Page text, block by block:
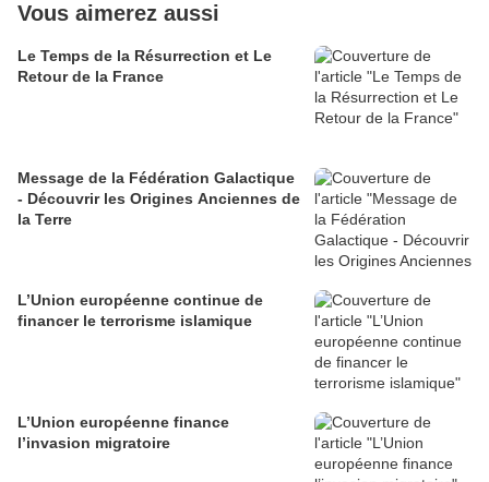
Vous aimerez aussi
Le Temps de la Résurrection et Le
Retour de la France
Message de la Fédération Galactique
- Découvrir les Origines Anciennes de
la Terre
L’Union européenne continue de
financer le terrorisme islamique
L’Union européenne finance
l’invasion migratoire